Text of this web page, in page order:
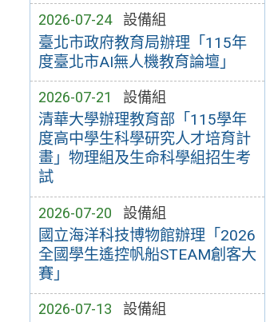
2026-07-24 設備組
臺北市政府教育局辦理「115年
度臺北市AI無人機教育論壇」
2026-07-21 設備組
清華大學辦理教育部「115學年
度高中學生科學研究人才培育計
畫」物理組及生命科學組招生考
試
2026-07-20 設備組
國立海洋科技博物館辦理「2026
全國學生遙控帆船STEAM創客大
賽」
2026-07-13 設備組